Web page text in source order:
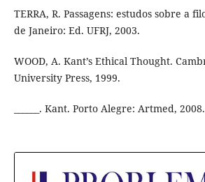
TERRA, R. Passagens: estudos sobre a
de Janeiro: Ed. UFRJ, 2003.
WOOD, A. Kant’s Ethical Thought.
University Press, 1999.
______. Kant. Porto Alegre: Artmed, 2008.